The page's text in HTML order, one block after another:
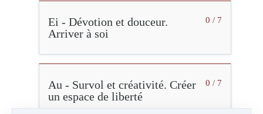
0 / 7
Ei - Dévotion et douceur.
Arriver à soi
0 / 7
Au - Survol et créativité. Créer
un espace de liberté